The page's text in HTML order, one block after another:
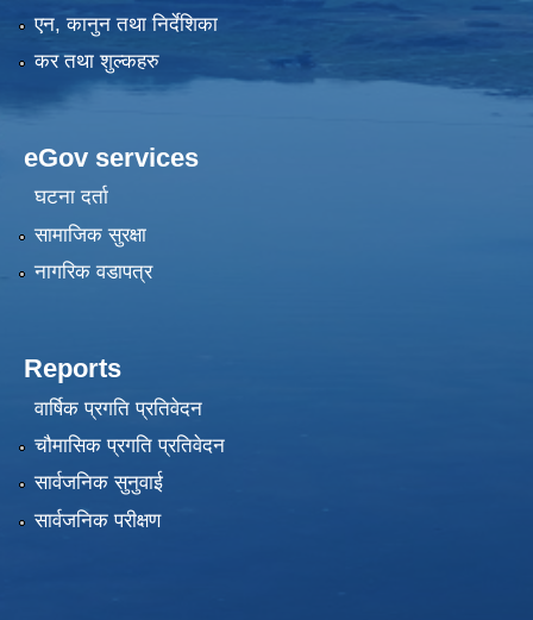
एन, कानुन तथा निर्देशिका
कर तथा शुल्कहरु
eGov services
घटना दर्ता
सामाजिक सुरक्षा
नागरिक वडापत्र
Reports
वार्षिक प्रगति प्रतिवेदन
चौमासिक प्रगति प्रतिवेदन
सार्वजनिक सुनुवाई
सार्वजनिक परीक्षण